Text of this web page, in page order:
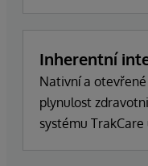
Inherentní
Nativní a
plynulost
systému